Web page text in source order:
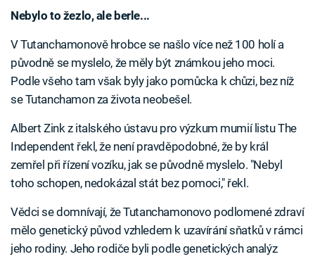
Nebylo to žezlo, ale berle...
V Tutanchamonově hrobce se našlo více než 100 holí a
původně se myslelo, že měly být známkou jeho moci.
Podle všeho tam však byly jako pomůcka k chůzi, bez níž
se Tutanchamon za života neobešel.
Albert Zink z italského ústavu pro výzkum mumií listu The
Independent řekl, že není pravděpodobné, že by král
zemřel při řízení vozíku, jak se původně myslelo. "Nebyl
toho schopen, nedokázal stát bez pomoci," řekl.
Vědci se domnívají, že Tutanchamonovo podlomené zdraví
mělo genetický původ vzhledem k uzavírání sňatků v rámci
jeho rodiny. Jeho rodiče byli podle genetických analýz